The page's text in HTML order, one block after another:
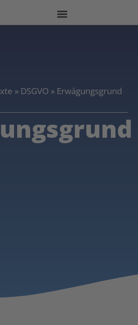
» DSGVO » Erwägungsgrund